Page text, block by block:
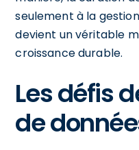
seulement à la
devient un véritable
croissance durable.
Les défis
de